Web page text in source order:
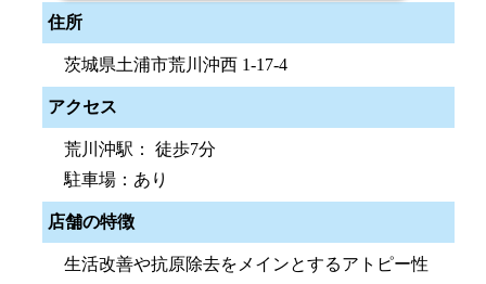
住所
茨城県土浦市荒川沖西 1-17-4
アクセス
荒川沖駅： 徒歩7分
駐車場：あり
店舗の特徴
生活改善や抗原除去をメインとするアトピー性